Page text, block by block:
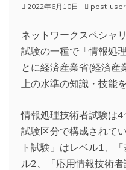
2022年6月10日 post-user
ネットワークスペシャ
試験の一種で「情報処
とに経済産業省(経済産
上の水準の知識・技能
情報処理技術者試験は
試験区分で構成されて
ト試験」はレベル1、
ル2、「応用情報技術